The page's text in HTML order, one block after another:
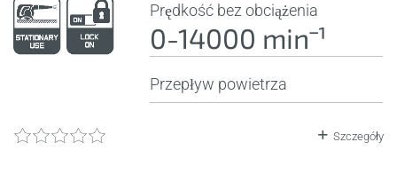
Prędkość bez obciążenia
0-14000 minˉ¹
Przepływ powietrza
Szczegóły